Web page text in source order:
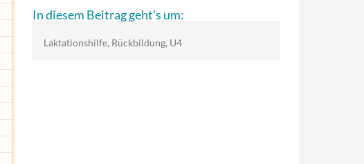
In diesem Beitrag geht's um:
Laktationshilfe, Rückbildung, U4